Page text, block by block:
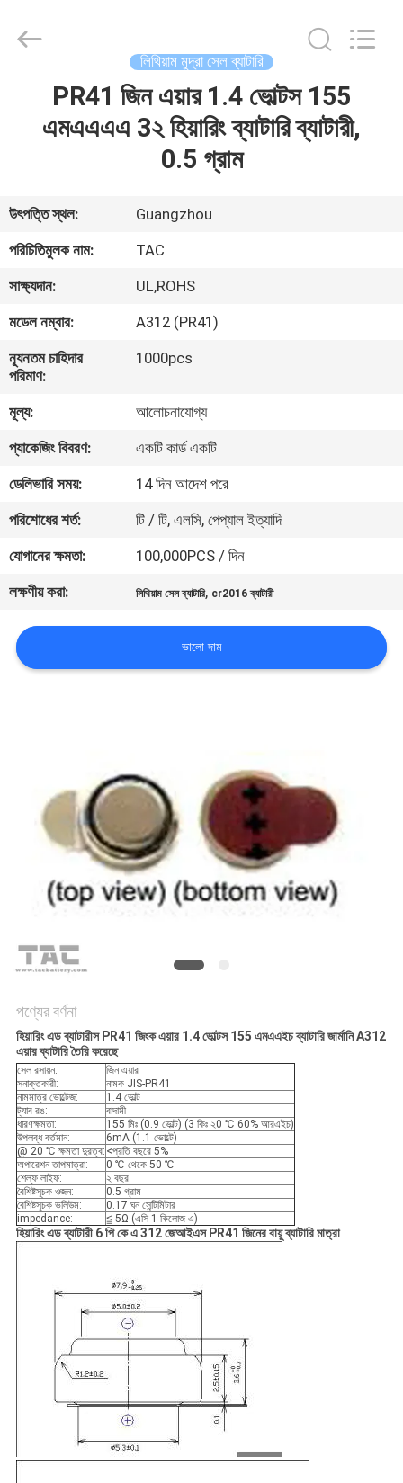
ভিডিও
সম্পর্কে
কারখানা
মান
নিয়ন্ত্রণ
করুন
খবর
আবেদন
PRIVACY
Energy
Technology
লিথিয়াম মুদ্রা সেল ব্যাটারি
PR41 জিন এয়ার 1.4 ভোল্টস 155
এমএএএএ 3২ হিয়ারিং ব্যাটারি ব্যাটারী,
0.5 গ্রাম
উৎপত্তি স্থল:
Guangzhou
পরিচিতিমুলক নাম:
TAC
সাক্ষ্যদান:
UL,ROHS
মডেল নম্বার:
A312 (PR41)
ন্যূনতম চাহিদার
পরিমাণ:
1000pcs
মূল্য:
আলোচনাযোগ্য
প্যাকেজিং বিবরণ:
একটি কার্ড একটি
ডেলিভারি সময়:
14 দিন আদেশ পরে
পরিশোধের শর্ত:
টি / টি, এলসি, পেপ্যাল ​​ইত্যাদি
যোগানের ক্ষমতা:
100,000PCS / দিন
লক্ষণীয় করা:
লিথিয়াম সেল ব্যাটারি, cr2016 ব্যাটারী
ভালো দাম
পণ্যের বর্ণনা
হিয়ারিং এড ব্যাটারীস PR41 জিংক এয়ার 1.4 ভোল্টস 155 এমএএইচ ব্যাটারি জার্মানি A312
এয়ার ব্যাটারি তৈরি করেছে
সেল রসায়ন:
জিন এয়ার
সনাক্তকারী:
নামক JIS-PR41
নামমাত্র ভোল্টেজ:
1.4 ভোল্ট
ট্যাব রঙ:
বাদামী
ধারণক্ষমতা:
155 মিঃ (0.9 ভোল্ট) (3 কিঃ ২0 ℃ 60% আরএইচ)
উপলব্ধ বর্তমান:
6mA (1.1 ভোল্টে)
@ 20 ℃ ক্ষমতা দুরত্ব: <প্রতি বছরে 5%
অপারেশন তাপমাত্রা:
0 ℃ থেকে 50 ℃
শেল্ফ লাইফ:
২ বছর
বৈশিষ্টসূচক ওজন:
0.5 গ্রাম
বৈশিষ্টসূচক ভলিউম:
0.17 ঘন সেন্টিমিটার
impedance:
≦ 5Ω (এসি 1 কিলোজ এ)
হিয়ারিং এড ব্যাটারী 6 পি কে এ 312 জেআইএস PR41 জিনের বায়ু ব্যাটারিমাত্রা